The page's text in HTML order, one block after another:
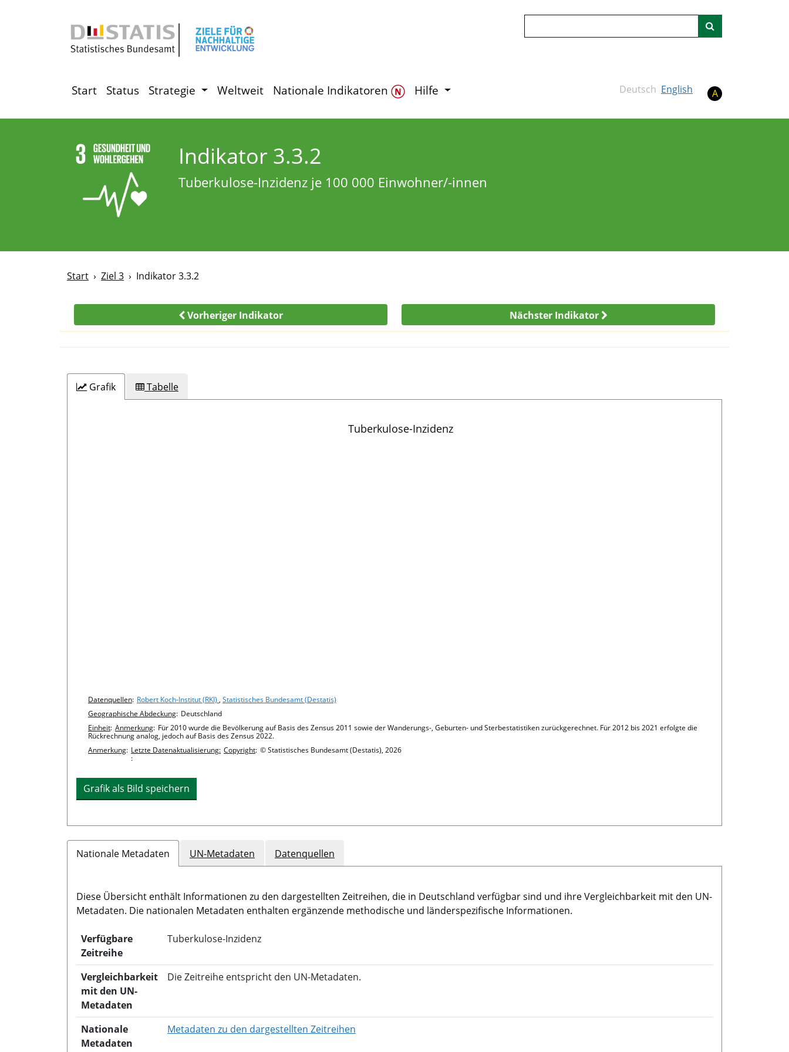
Start Status Strategie Weltweit Nationale Indikatoren Hilfe Deutsch English A
Indikator 3.3.2
Tuberkulose-Inzidenz je 100 000 Einwohner/-innen
Start Ziel 3 Indikator 3.3.2
Vorheriger Indikator Nächster Indikator
Grafik Tabelle
Tuberkulose-Inzidenz
Chart details
Datenquellen: Robert Koch-Institut (RKI) , Statistisches Bundesamt (Destatis)
Geographische Abdeckung: Deutschland
Einheit: Anmerkung: Für 2010 wurde die Bevölkerung auf Basis des Zensus 2011 sowie der Wanderungs-, Geburten- und Sterbestatistiken zurückgerechnet. Für 2012 bis 2021 erfolgte die
Rückrechnung analog, jedoch auf Basis des Zensus 2022.
Anmerkung: Letzte Datenaktualisierung:
:
Copyright: © Statistisches Bundesamt (Destatis), 2026
Grafik als Bild speichern
Nationale Metadaten UN-Metadaten Datenquellen
Diese Übersicht enthält Informationen zu den dargestellten Zeitreihen, die in Deutschland verfügbar sind und ihre Vergleichbarkeit mit den UN-
Metadaten. Die nationalen Metadaten enthalten ergänzende methodische und länderspezifische Informationen.
Verfügbare
Zeitreihe
Tuberkulose-Inzidenz
Vergleichbarkeit
mit den UN-
Metadaten
Die Zeitreihe entspricht den UN-Metadaten.
Nationale
Metadaten
Metadaten zu den dargestellten Zeitreihen